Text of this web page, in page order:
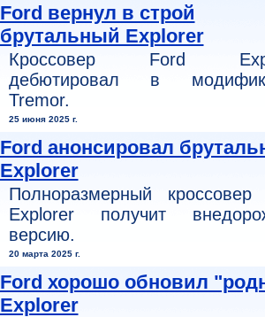
Ford вернул в строй
брутальный Explorer
Кроссовер Ford
дебютировал в
Tremor.
25 июня 2025 г.
Ford анонсировал
Explorer
Полноразмерный кроссовер
Explorer получит
версию.
20 марта 2025 г.
Ford хорошо обновил
Explorer